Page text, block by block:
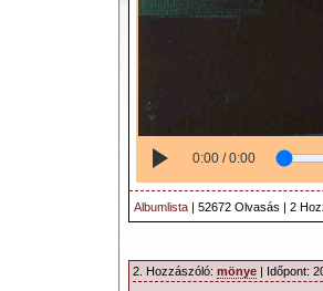
0:00 / 0:00
Albumlista | 52672 Olvasás | 2
2. Hozzászóló: mönye | Időpont: